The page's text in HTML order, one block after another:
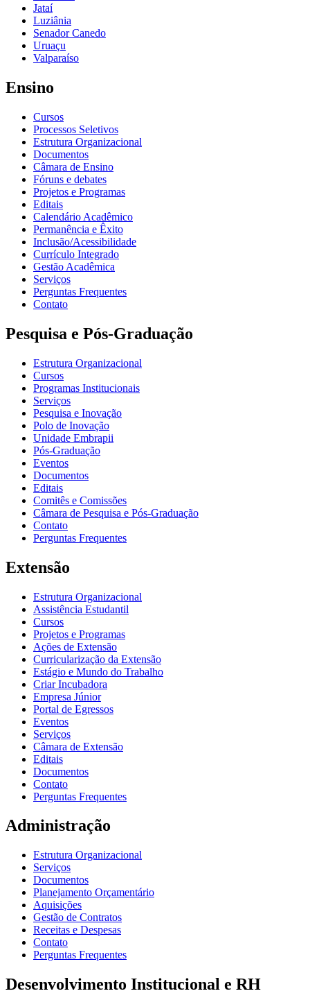
Jataí
Luziânia
Senador Canedo
Uruaçu
Valparaíso
Ensino
Cursos
Processos Seletivos
Estrutura Organizacional
Documentos
Câmara de Ensino
Fóruns e debates
Projetos e Programas
Editais
Calendário Acadêmico
Permanência e Êxito
Inclusão/Acessibilidade
Currículo Integrado
Gestão Acadêmica
Serviços
Perguntas Frequentes
Contato
Pesquisa e Pós-Graduação
Estrutura Organizacional
Cursos
Programas Institucionais
Serviços
Pesquisa e Inovação
Polo de Inovação
Unidade Embrapii
Pós-Graduação
Eventos
Documentos
Editais
Comitês e Comissões
Câmara de Pesquisa e Pós-Graduação
Contato
Perguntas Frequentes
Extensão
Estrutura Organizacional
Assistência Estudantil
Cursos
Projetos e Programas
Ações de Extensão
Curricularização da Extensão
Estágio e Mundo do Trabalho
Criar Incubadora
Empresa Júnior
Portal de Egressos
Eventos
Serviços
Câmara de Extensão
Editais
Documentos
Contato
Perguntas Frequentes
Administração
Estrutura Organizacional
Serviços
Documentos
Planejamento Orçamentário
Aquisições
Gestão de Contratos
Receitas e Despesas
Contato
Perguntas Frequentes
Desenvolvimento Institucional e RH